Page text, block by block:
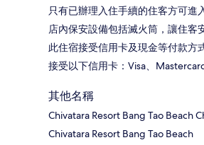
只有已辦理入住手續的住客方可進
店內保安設備包括滅火筒，讓住客
此住宿接受信用卡及現金等付款方式
接受以下信用卡：Visa、
其他名稱
Chivatara Resort Bang Tao Beach
Chivatara Resort Bang Tao Beach